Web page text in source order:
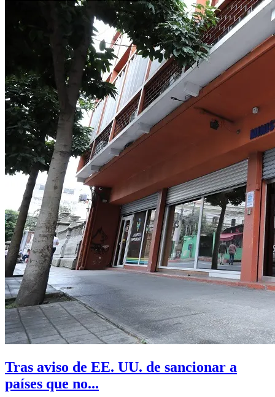
Tras aviso de EE. UU. de sancionar a
países que no...